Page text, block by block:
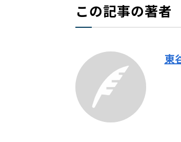
この記事の著者
東